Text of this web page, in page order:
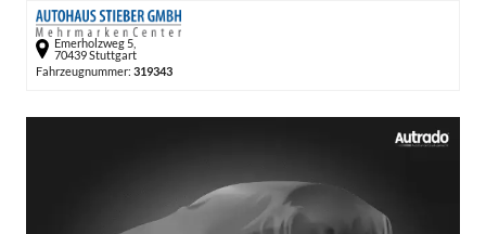
Emerholzweg 5,
70439 Stuttgart
Fahrzeugnummer: 319343